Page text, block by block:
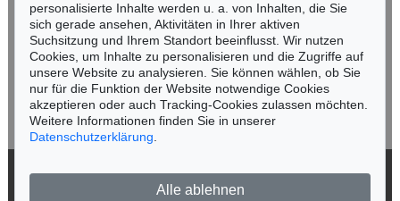
Jetzt zum Newsletter anmelden >
personalisierte Inhalte werden u. a. von Inhalten, die Sie
sich gerade ansehen, Aktivitäten in Ihrer aktiven
Suchsitzung und Ihrem Standort beeinflusst. Wir nutzen
Cookies, um Inhalte zu personalisieren und die Zugriffe auf
unsere Website zu analysieren. Sie können wählen, ob Sie
nur für die Funktion der Website notwendige Cookies
akzeptieren oder auch Tracking-Cookies zulassen möchten.
Weitere Informationen finden Sie in unserer
Datenschutzerklärung
Alle ablehnen